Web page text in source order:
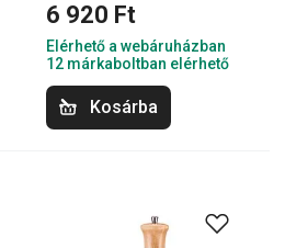
6 920 Ft
Elérhető a webáruházban
12 márkaboltban elérhető
Kosárba